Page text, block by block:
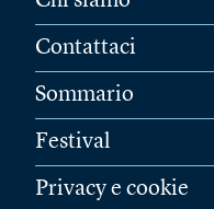
Contattaci
Sommario
Festival
Privacy e cookie